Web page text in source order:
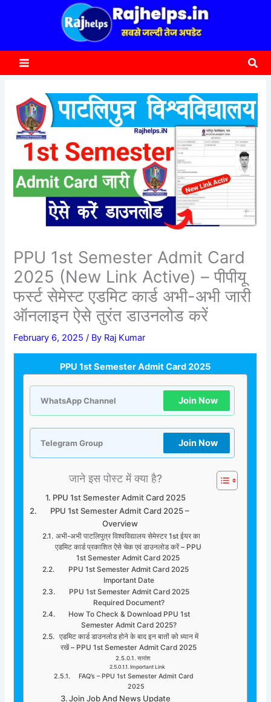
PPU 1st Semester Admit Card
2025 (New Link Active) – पीपीयू
फर्स्ट सेमेस्ट एडमिट कार्ड अभी-अभी जारी
ऑनलाइन ऐसे तुरंत डाउनलोड करें
February 6, 2025/ By Raj Kumar
PPU 1st Semester Admit Card 2025
WhatsApp Channel Join Now
Telegram Group Join Now
जाने इस पोस्ट में क्या है?
PPU 1st Semester Admit Card 2025
PPU 1st Semester Admit Card 2025 –
Overview
अभी-अभी पाटलिपुत्र विश्वविद्यालय सेमेस्टर 1st ईयर का
एडमिट कार्ड प्रकाशित ऐसे चेक एवं डाउनलोड करें – PPU
1st Semester Admit Card 2025
PPU 1st Semester Admit Card 2025
Important Date
PPU 1st Semester Admit Card 2025
Required Document?
How To Check & Download PPU 1st
Semester Admit Card 2025?
एडमिट कार्ड डाउनलोड होने के बाद इन बातों को ध्यान में
रखें – PPU 1st Semester Admit Card 2025
सारांश
Important Link
FAQ’s – PPU 1st Semester Admit Card
2025
Join Job And News Update
c